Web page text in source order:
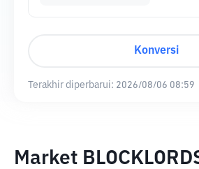
Konversi
Terakhir diperbarui: 2026/08/06 08:59
Market